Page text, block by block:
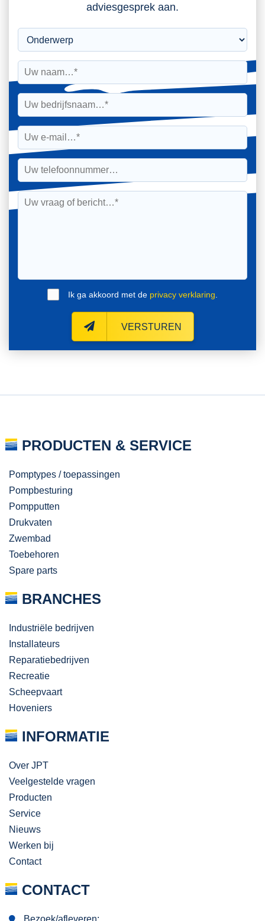
adviesgesprek aan.
Ik ga akkoord met de privacy verklaring
VERSTUREN
PRODUCTEN & SERVICE
Pomptypes / toepassingen
Pompbesturing
Pompputten
Drukvaten
Zwembad
Toebehoren
Spare parts
BRANCHES
Industriële bedrijven
Installateurs
Reparatiebedrijven
Recreatie
Scheepvaart
Hoveniers
INFORMATIE
Over JPT
Veelgestelde vragen
Producten
Service
Nieuws
Werken bij
Contact
CONTACT
Bezoek/afleveren: